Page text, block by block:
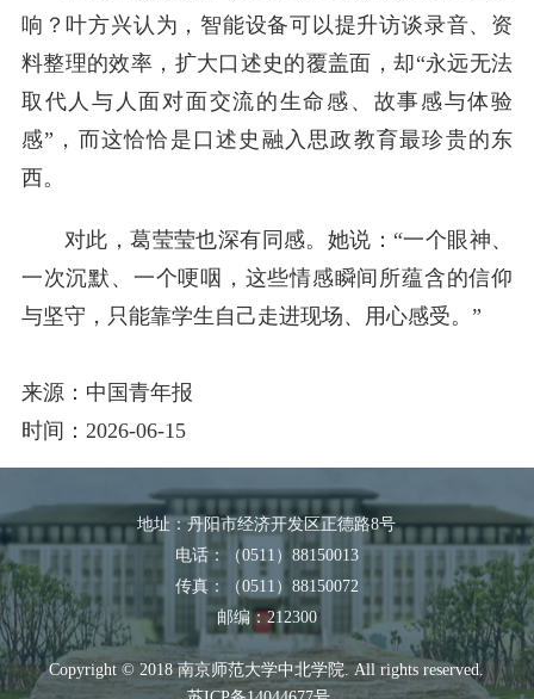
响？叶方兴认为，智能设备可以提升访谈录音、资
料整理的效率，扩大口述史的覆盖面，却“永远无法
取代人与人面对面交流的生命感、故事感与体验
感”，而这恰恰是口述史融入思政教育最珍贵的东
西。
对此，葛莹莹也深有同感。她说：“一个眼神、
一次沉默、一个哽咽，这些情感瞬间所蕴含的信仰
与坚守，只能靠学生自己走进现场、用心感受。”
来源：中国青年报
时间：2026-06-15
地址：丹阳市经济开发区正德路8号
电话：（0511）88150013
传真：（0511）88150072
邮编：212300
Copyright © 2018 南京师范大学中北学院. All rights reserved.